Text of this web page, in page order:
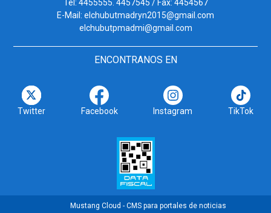
Tel: 4455555. 4457545 / Fax: 4454567
E-Mail: elchubutmadryn2015@gmail.com
elchubutpmadmi@gmail.com
ENCONTRANOS EN
Twitter Facebook Instagram TikTok
Mustang Cloud - CMS para portales de noticias